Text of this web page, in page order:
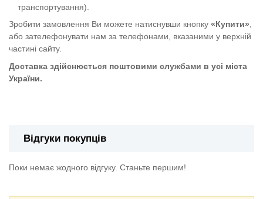
транспортування).
Зробити замовлення Ви можете натиснувши кнопку «Купити»
або зателефонувати нам за телефонами, вказаними у верхній
частині сайту.
Доставка здійснюється поштовими службами в усі міста
України.
Відгуки покупців
Поки немає жодного відгуку. Станьте першим!